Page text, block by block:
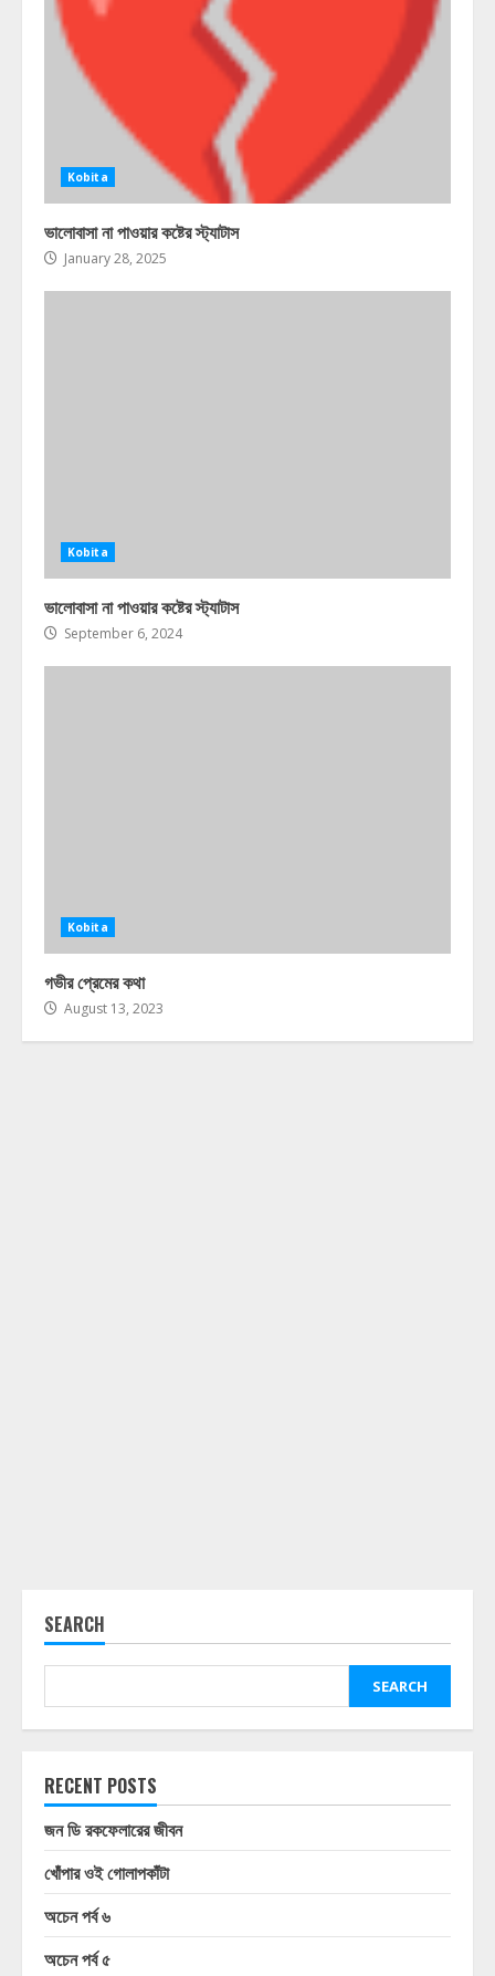
Kobita
ভালোবাসা না পাওয়ার কষ্টের স্ট্যাটাস
January 28, 2025
Kobita
ভালোবাসা না পাওয়ার কষ্টের স্ট্যাটাস
September 6, 2024
Kobita
গভীর প্রেমের কথা
August 13, 2023
SEARCH
SEARCH
RECENT POSTS
জন ডি রকফেলারের জীবন
খোঁপার ওই গোলাপকাঁটা
অচেন পর্ব ৬
অচেন পর্ব ৫